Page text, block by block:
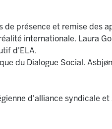
présence et remise des
internationale. Laura
d'ELA.
du Dialogue Social.
d'alliance syndicale et